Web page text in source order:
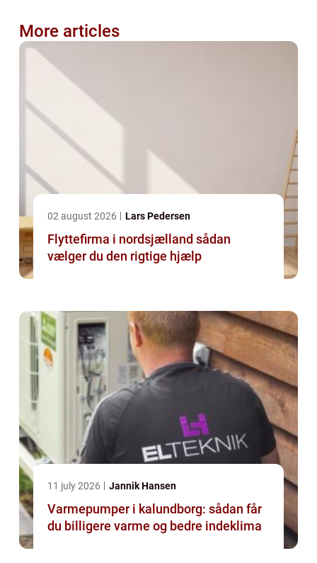
More articles
02 august 2026 Lars Pedersen
Flyttefirma i nordsjælland sådan
vælger du den rigtige hjælp
11 july 2026 Jannik Hansen
Varmepumper i kalundborg: sådan får
du billigere varme og bedre indeklima